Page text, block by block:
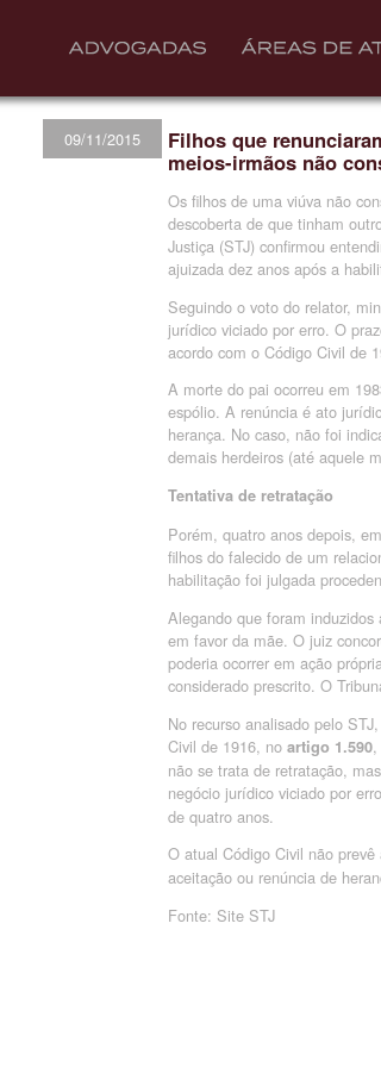
09/11/2015 Filhos que
meios-irmãos não
Os filhos de uma viúva não
descoberta de que tinham
Justiça (STJ) confirmou
ajuizada dez anos após a
Seguindo o voto do relator,
jurídico viciado por erro. O
acordo com o Código Civil de
A morte do pai ocorreu em
espólio. A renúncia é ato
herança. No caso, não foi
demais herdeiros (até aquele
Tentativa de retratação
Porém, quatro anos depois,
filhos do falecido de um
habilitação foi julgada
Alegando que foram
em favor da mãe. O juiz
poderia ocorrer em ação
considerado prescrito. O
No recurso analisado pelo
Civil de 1916, no artigo 1.590,
não se trata de retratação,
negócio jurídico viciado por
de quatro anos.
O atual Código Civil não
aceitação ou renúncia de
Fonte: Site STJ